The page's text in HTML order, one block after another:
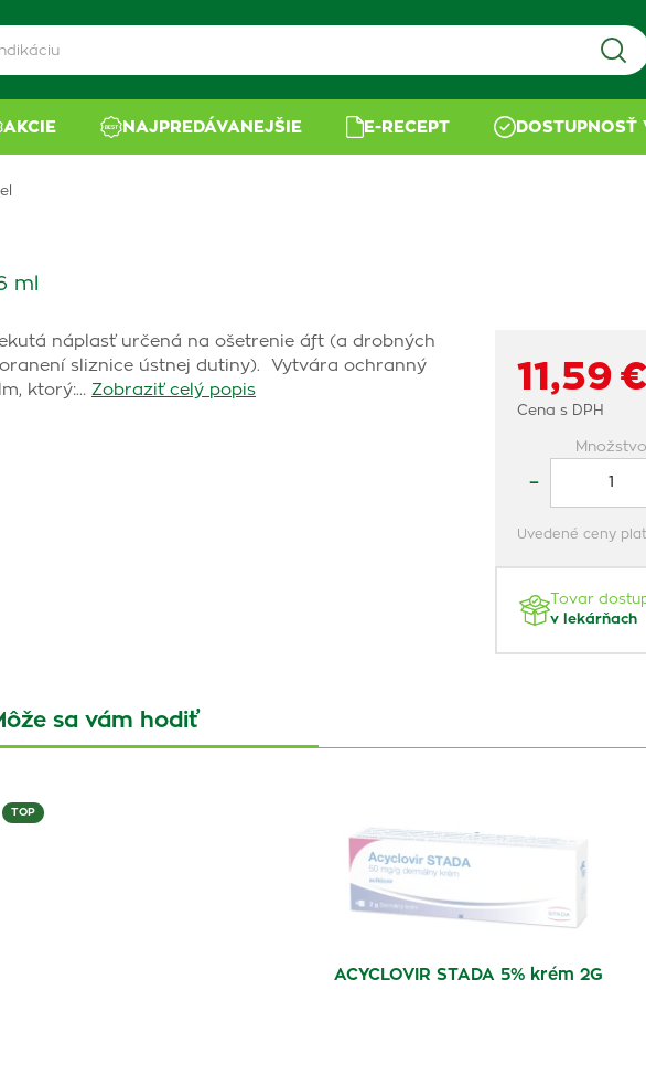
AKCIE NAJPREDÁVANEJŠIE E-RECEPT DOSTUPNOSŤ
ml
náplasť určená na ošetrenie áft (a drobných
sliznice ústnej dutiny). Vytvára ochranný
ktorý:… Zobraziť celý popis 11,59 €
Cena s DPH
Množstvo
–
Uvedené ceny
Tovar
v lekárňach
sa vám hodiť
TOP
ACYCLOVIR STADA 5% krém 2G